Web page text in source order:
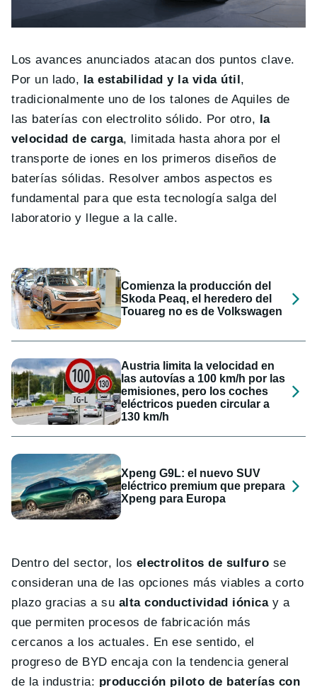
Los avances anunciados atacan dos puntos clave.
Por un lado, la estabilidad y la vida útil,
tradicionalmente uno de los talones de Aquiles de
las baterías con electrolito sólido. Por otro, la
velocidad de carga, limitada hasta ahora por el
transporte de iones en los primeros diseños de
baterías sólidas. Resolver ambos aspectos es
fundamental para que esta tecnología salga del
laboratorio y llegue a la calle.
Comienza la producción del
Skoda Peaq, el heredero del
Touareg no es de Volkswagen
Austria limita la velocidad en
las autovías a 100 km/h por las
emisiones, pero los coches
eléctricos pueden circular a
130 km/h
Xpeng G9L: el nuevo SUV
eléctrico premium que prepara
Xpeng para Europa
Dentro del sector, los electrolitos de sulfuro se
consideran una de las opciones más viables a corto
plazo gracias a su alta conductividad iónicay a
que permiten procesos de fabricación más
cercanos a los actuales. En ese sentido, el
progreso de BYD encaja con la tendencia general
de la industria: producción piloto de baterías con